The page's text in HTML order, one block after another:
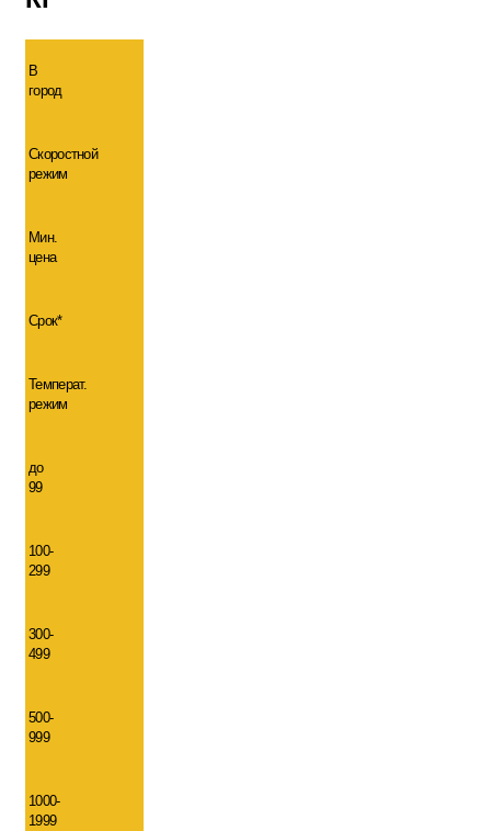
В
город
Скоростной
режим
Мин.
цена
Срок*
Температ.
режим
до
99
100-
299
300-
499
500-
999
1000-
1999